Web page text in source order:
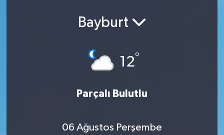
Bayburt
12°
Parçalı Bulutlu
06 Ağustos Perşembe